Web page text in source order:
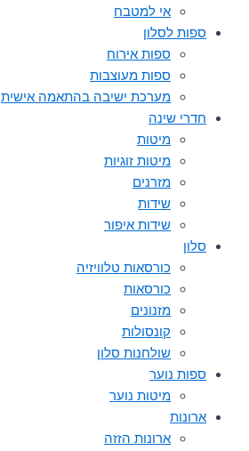
אי למטבח
ספות לסלון
ספות אירוח
ספות מעוצבות
מערכת ישיבה בהתאמה אישית
חדרי שינה
מיטות
מיטות זוגיות
מזרנים
שידות
שידות איפור
סלון
כורסאות טלוויזיה
כורסאות
מזנונים
קונסולות
שולחנות סלון
ספות נוער
מיטות נוער
ארונות
ארונות הזזה